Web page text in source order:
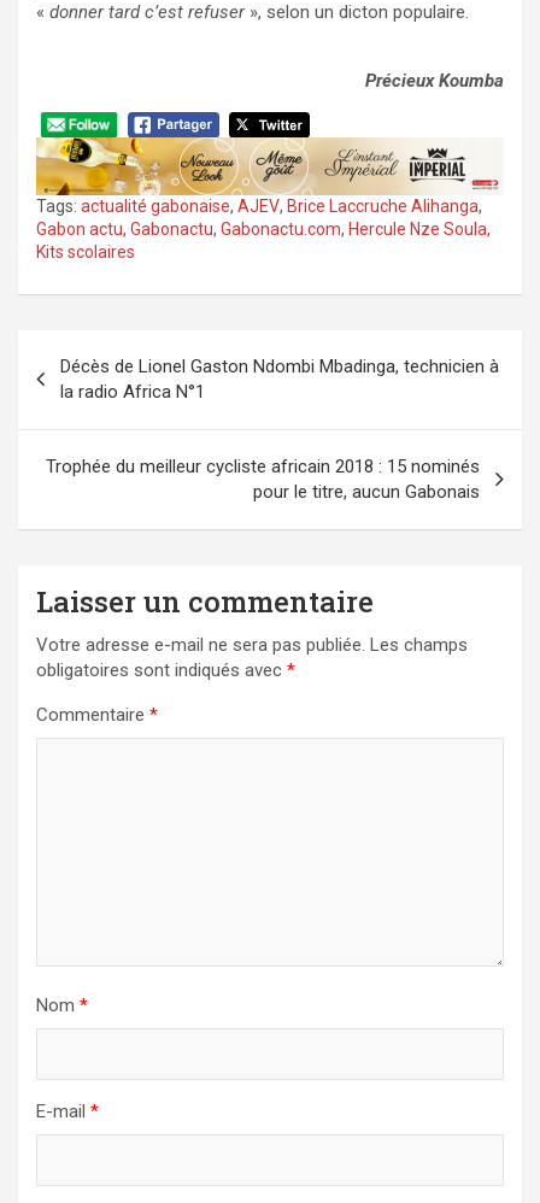
« donner tard c’est refuser», selon un dicton populaire.
Précieux Koumba
Tags: actualité gabonaise, AJEV, Brice Laccruche Alihanga,
Gabon actu, Gabonactu, Gabonactu.com, Hercule Nze Soula,
Kits scolaires
de
l’article
Décès de Lionel Gaston Ndombi Mbadinga, technicien à
la radio Africa N°1
Trophée du meilleur cycliste africain 2018 : 15 nominés
pour le titre, aucun Gabonais
Laisser un commentaire
Votre adresse e-mail ne sera pas publiée. Les champs
obligatoires sont indiqués avec *
Commentaire *
Nom *
E-mail *